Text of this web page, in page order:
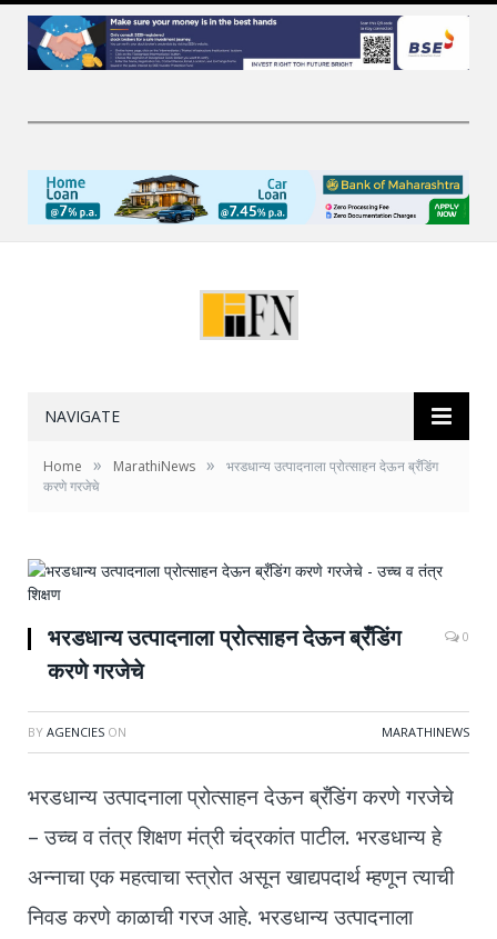
NAVIGATE
Home » MarathiNews »
भरडधान्य उत्पादनाला प्रोत्साहन देऊन ब्रँडिंग
करणे गरजेचे
भरडधान्य उत्पादनाला प्रोत्साहन देऊन ब्रँडिंग
करणे गरजेचे
0
BY AGENCIES ON MARATHINEWS
भरडधान्य उत्पादनाला प्रोत्साहन देऊन ब्रँडिंग करणे गरजेचे
– उच्च व तंत्र शिक्षण मंत्री चंद्रकांत पाटील. भरडधान्य हे
अन्नाचा एक महत्वाचा स्त्रोत असून खाद्यपदार्थ म्हणून त्याची
निवड करणे काळाची गरज आहे. भरडधान्य उत्पादनाला